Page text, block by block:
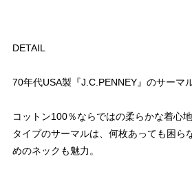
DETAIL
70年代USA製『J.C.PENNEY』のサーマル
コットン100％ならではの柔らかな着心
タイプのサーマルは、何枚あっても困ら
めのネックも魅力。